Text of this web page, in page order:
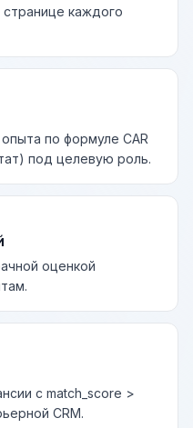
каждого
по формуле CAR
под целевую роль.
оценкой
с match_score >
CRM.